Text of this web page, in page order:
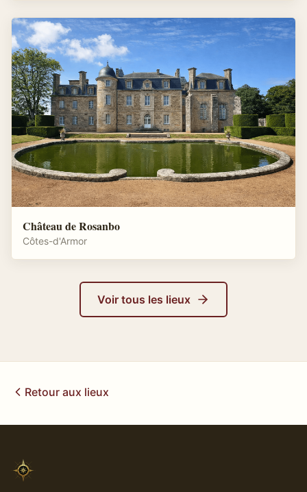
Château de Rosanbo
Côtes-d'Armor
Voir tous les lieux
Retour aux lieux